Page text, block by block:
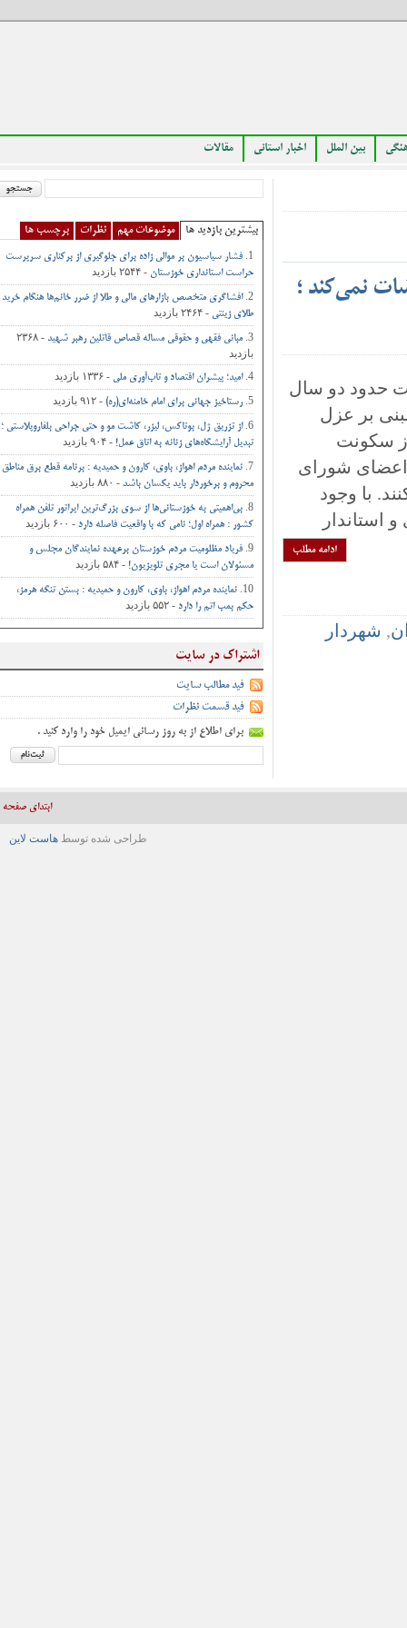
بین الملل اخبار استانی مقالات
نمی‌کند ؛
دو سال
بر عزل
سکونت
شورای
با وجود
ادامه مطلب
شهردار
بیشترین بازدید ها موضوعات مهم نظرات برچسب ها
فشار سیاسیون بر موالی زاده برای جلوگیری از برکناری سرپرست
حراست استانداری خوزستان- ۲۵۴۴ بازدید
افشاگری متخصص بازارهای مالی و طلا از ضرر خانم‌ها هنگام خرید
طلای زینتی- ۲۴۶۴ بازدید
مبانی فقهی و حقوقی مساله قصاص قاتلین رهبر شهید
- ۲۳۶۸
بازدید
امید؛ پیشران اقتصاد و تاب‌آوری ملی- ۱۳۳۶ بازدید
رستاخیز جهانی برای امام خامنه‌ای(ره)- ۹۱۲ بازدید
از تزریق ژل، بوتاکس، لیزر، کاشت مو و حتی جراحی‌ بلفاروپلاستی ؛
تبدیل آرایشگاه‌های زنانه به اتاق‌ عمل‌!- ۹۰۴ بازدید
نماینده مردم اهواز، باوی، کارون و حمیدیه : برنامه قطع برق مناطق
محروم و برخوردار باید یکسان باشد - ۸۸۰ بازدید
بی‌اهمیتی به خوزستانی‌ها از سوی بزرگ‌ترین اپراتور تلفن همراه
کشور : همراه اول؛ نامی که با واقعیت فاصله دارد - ۶۰۰ بازدید
فریاد مظلومیت مردم خوزستان برعهده نمایندگان مجلس و
مسئولان است یا مجری تلویزیون!- ۵۸۴ بازدید
نماینده مردم اهواز، باوی، کارون و حمیدیه : بستن تنگه هرمز،
حکم بمب اتم را دارد - ۵۵۲ بازدید
اشتراک در سایت
فید مطالب سایت
فید قسمت نظرات
برای اطلاع از به روز رسانی ایمیل خود را وارد کنید .
ابتدای صفحه
طراحی شده توسطهاست لاین